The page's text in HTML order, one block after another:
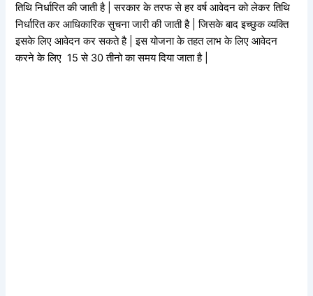
तिथि निर्धारित की जाती है | सरकार के तरफ से हर वर्ष आवेदन को लेकर तिथि
निर्धारित कर आधिकारिक सुचना जारी की जाती है | जिसके बाद इच्छुक व्यक्ति
इसके लिए आवेदन कर सकते है | इस योजना के तहत लाभ के लिए आवेदन
करने के लिए 15 से 30 तीनो का समय दिया जाता है |